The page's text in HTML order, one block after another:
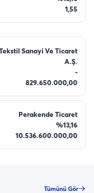
1,55
Sanayi Ve Ticaret
A.Ş.
-
829.650.000,00
Perakende Ticaret
%13,16
10.536.600.000,00
Tümünü Gör